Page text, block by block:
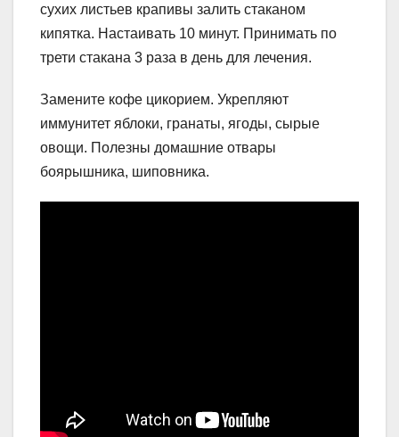
сухих листьев крапивы залить стаканом
кипятка. Настаивать 10 минут. Принимать по
трети стакана 3 раза в день для лечения.
Замените кофе цикорием. Укрепляют
иммунитет яблоки, гранаты, ягоды, сырые
овощи. Полезны домашние отвары
боярышника, шиповника.